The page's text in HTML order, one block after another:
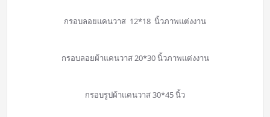
กรอบลอยแคนวาส 12*18 นิ้วภาพแต่งงาน
กรอบลอยผ้าแคนวาส 20*30 นิ้วภาพแต่งงาน
กรอบรูปผ้าแคนวาส 30*45 นิ้ว